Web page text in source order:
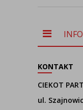
KONTAKT
CIEKOT
ul.